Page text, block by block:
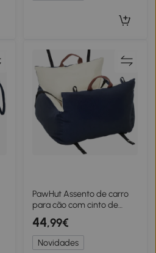
PawHut Assento de carro
para cão com cinto de
segurança e fixação
assento de carro para cão
acolchoado 49x53x36cm
azul-marinho
44,99€
Novidades